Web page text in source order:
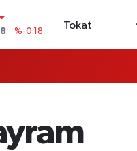
%0.18
%0.03
Tokat